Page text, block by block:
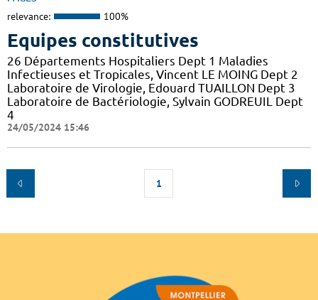
relevance: 100%
Equipes constitutives
26 Départements Hospitaliers Dept 1 Maladies
Infectieuses et Tropicales, Vincent LE MOING Dept 2
Laboratoire de Virologie, Edouard TUAILLON Dept 3
Laboratoire de Bactériologie, Sylvain GODREUIL Dept
4
24/05/2024 15:46
1